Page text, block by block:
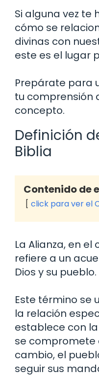
Si alguna vez te
cómo se
divinas con
este es el lugar
Prepárate para
tu comprensión
concepto.
Definición
Biblia
Contenido de
click para ver el
La Alianza, en
refiere a un
Dios y su pueblo.
Este término se
la relación
establece con
se compromete
cambio, el
seguir sus